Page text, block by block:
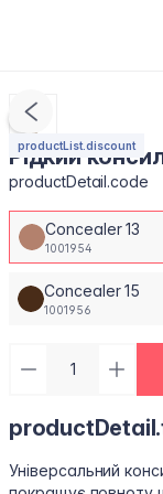
productList.discount
Рідкий
productDetail.code
Concealer 13
1001954
Concealer 15
1001956
Універсальний